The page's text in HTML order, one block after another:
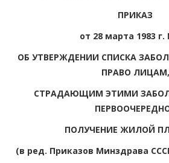
ПРИКАЗ
от 28 марта 1983 г.
ОБ УТВЕРЖДЕНИИ СПИСКА
ПРАВО ЛИЦАМ,
СТРАДАЮЩИМ ЭТИМИ
ПОЛУЧЕНИЕ ЖИЛОЙ
(в ред. Приказов Минздрава